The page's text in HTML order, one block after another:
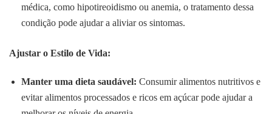
médica, como hipotireoidismo ou anemia, o tratamento dessa
condição pode ajudar a aliviar os sintomas.
Ajustar o Estilo de Vida:
Manter uma dieta saudável: Consumir alimentos nutritivos e
evitar alimentos processados e ricos em açúcar pode ajudar a